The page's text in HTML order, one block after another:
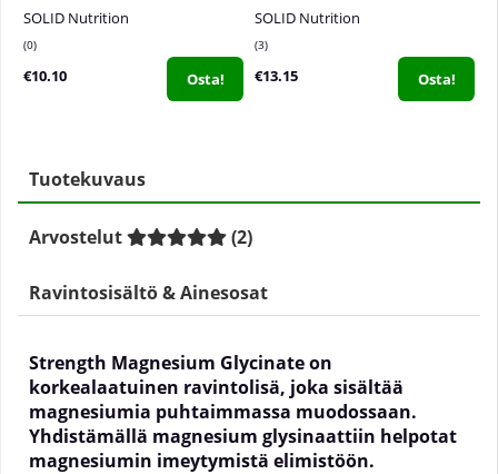
SOLID Nutrition
0
€10.10 Osta!
SOLID Nutrition
3
€13.15 Osta!
Tuotekuvaus
Arvostelut (2)
Ravintosisältö & Ainesosat
Strength Magnesium Glycinate on
korkealaatuinen ravintolisä, joka sisältää
magnesiumia puhtaimmassa muodossaan.
Yhdistämällä magnesium glysinaattiin helpotat
magnesiumin imeytymistä elimistöön.